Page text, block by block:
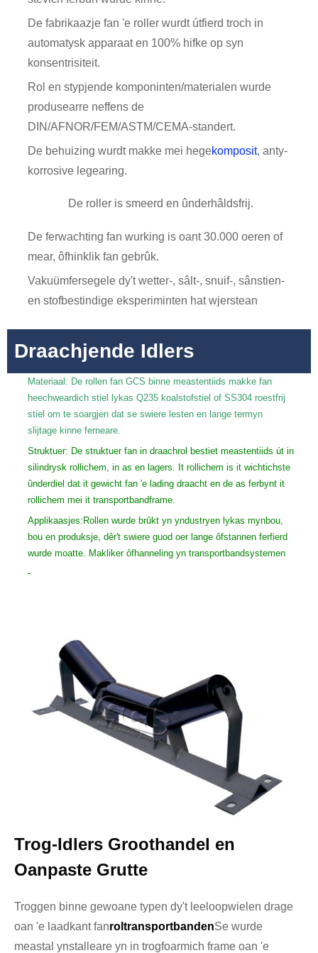
De fabrikaazje fan 'e roller wurdt útfierd troch in
automatysk apparaat en 100% hifke op syn
konsentrisiteit.
Rol en stypjende komponinten/materialen wurde
produsearre neffens de
DIN/AFNOR/FEM/ASTM/CEMA-standert.
De behuizing wurdt makke mei hegekomposit, anty-
korrosive legearing.
De roller is smeerd en ûnderhâldsfrij.
De ferwachting fan wurking is oant 30.000 oeren of
mear, ôfhinklik fan gebrûk.
Vakuümfersegele dy't wetter-, sâlt-, snuif-, sânstien-
en stofbestindige eksperiminten hat wjerstean
Draachjende Idlers
Materiaal: De rollen fan GCS binne meastentiids makke fan
heechweardich stiel lykas Q235 koalstofstiel of SS304 roestfrij
stiel om te soargjen dat se swiere lesten en lange termyn
slijtage kinne ferneare.
Struktuer: De struktuer fan in draachrol bestiet meastentiids út in
silindrysk rollichem, in as en lagers. It rollichem is it wichtichste
ûnderdiel dat it gewicht fan 'e lading draacht en de as ferbynt it
rollichem mei it transportbandframe.
Applikaasjes: Rollen wurde brûkt yn yndustryen lykas mynbou,
bou en produksje, dêr't swiere guod oer lange ôfstannen ferfierd
wurde moatte. Makliker ôfhanneling yn transportbandsystemen
Trog-Idlers Groothandel en
Oanpaste Grutte
Troggen binne gewoane typen dy't leeloopwielen drage
oan 'e laadkant fanroltransportbandenSe wurde
meastal ynstalleare yn in trogfoarmich frame oan 'e